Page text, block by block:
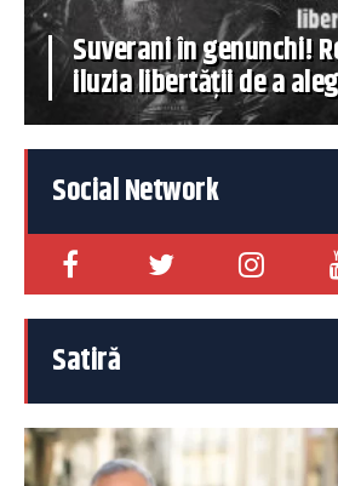
Suverani în genunchi!
iluzia libertății de a
Social Network
Satiră